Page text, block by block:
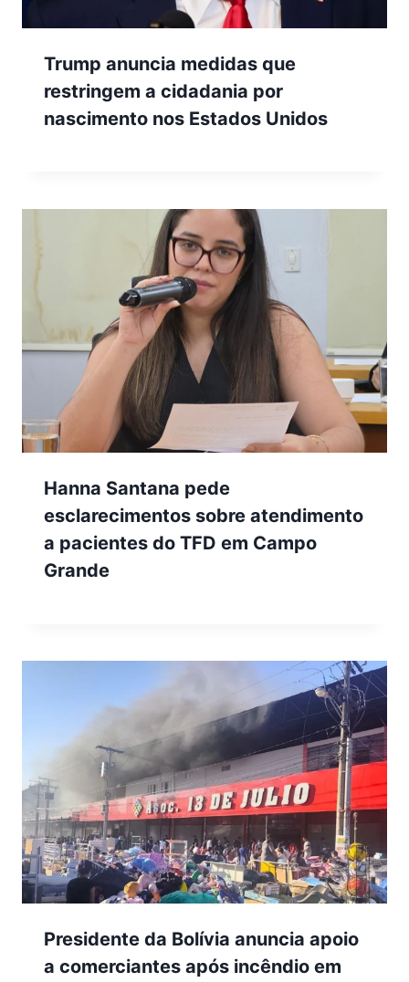
Trump anuncia medidas que
restringem a cidadania por
nascimento nos Estados Unidos
Hanna Santana pede
esclarecimentos sobre atendimento
a pacientes do TFD em Campo
Grande
Presidente da Bolívia anuncia apoio
a comerciantes após incêndio em